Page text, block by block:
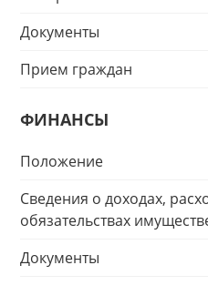
Документы
Прием граждан
ФИНАНСЫ
Положение
Сведения о доходах,
обязательствах
Документы